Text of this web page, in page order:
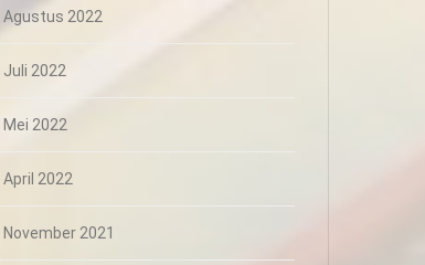
Agustus 2022
Juli 2022
Mei 2022
April 2022
November 2021